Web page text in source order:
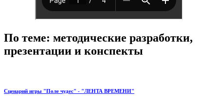
По теме: методические разработки,
презентации и конспекты
Сценарий игры "Поле чудес" - "ЛЕНТА ВРЕМЕНИ"